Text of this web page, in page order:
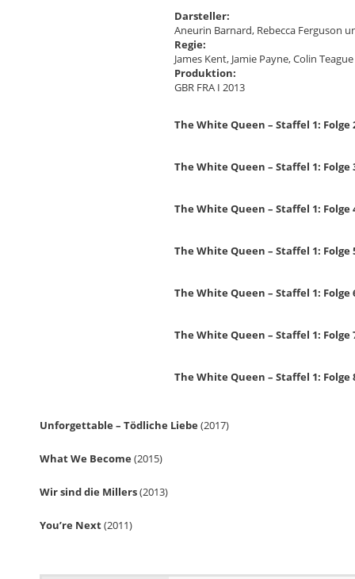
Darsteller:
Aneurin Barnard, Rebecca Ferguson
Regie:
James Kent, Jamie Payne, Colin Teague
Produktion:
GBR FRA I 2013
The White Queen – Staffel 1:
The White Queen – Staffel 1: Folge
The White Queen – Staffel 1: Folge
The White Queen – Staffel 1: Folge
The White Queen – Staffel 1:
The White Queen – Staffel 1: Folge
The White Queen – Staffel 1: Folge
Unforgettable – Tödliche Liebe (2017)
What We Become (2015)
Wir sind die Millers(2013)
You’re Next(2011)